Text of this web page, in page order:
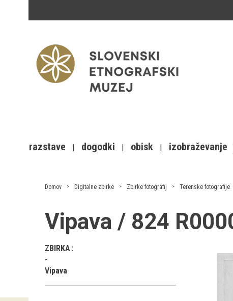
razstave dogodki obisk izobraževanje
Domov Digitalne zbirke Zbirke fotografij Terenske fotografije
Vipava / 824
ZBIRKA
Vipava